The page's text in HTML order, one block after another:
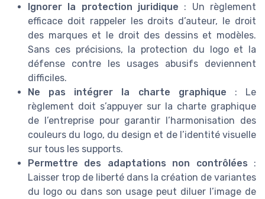
Ignorer la protection juridique : Un règlement
efficace doit rappeler les droits d’auteur, le droit
des marques et le droit des dessins et modèles.
Sans ces précisions, la protection du logo et la
défense contre les usages abusifs deviennent
difficiles.
Ne pas intégrer la charte graphique : Le
règlement doit s’appuyer sur la charte graphique
de l’entreprise pour garantir l’harmonisation des
couleurs du logo, du design et de l’identité visuelle
sur tous les supports.
Permettre des adaptations non contrôlées :
Laisser trop de liberté dans la création de variantes
du logo ou dans son usage peut diluer l’image de